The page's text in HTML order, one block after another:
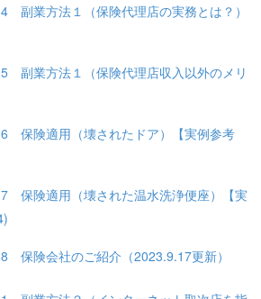
副業方法１（保険代理店の実務とは？）
副業方法１（保険代理店収入以外のメリ
保険適用（壊されたドア）【実例参考
保険適用（壊された温水洗浄便座）【実
保険会社のご紹介（2023.9.17更新）